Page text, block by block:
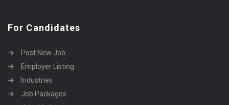
For Candidates
Post New Job
Employer Listing
Industries
Job Packages